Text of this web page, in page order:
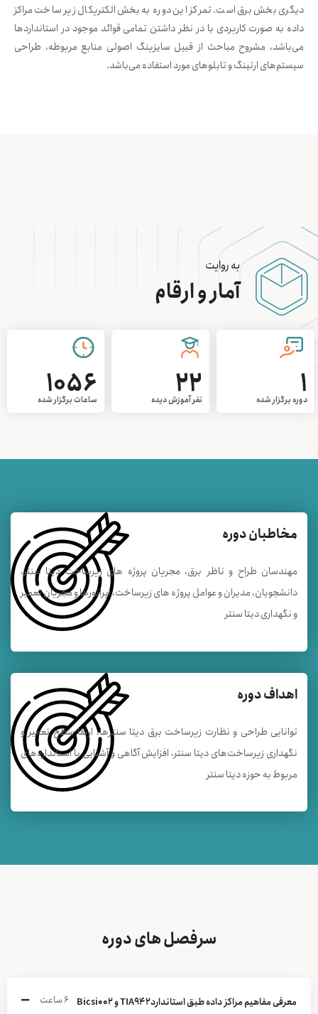
دیگری بخش برق است. تمرکز این دوره به بخش الکتریکال زیر ساخت مراکز
داده به صورت کاربردی با در نظر داشتن تمامی قوائد موجود در استانداردها
می‌باشد، مشروح مباحث از قبیل سایزینگ اصولی منابع مربوطه، طراحی
سیستم‌های ارتینگ و تابلوهای مورد استفاده می‌باشد.
به روایت
آمار و ارقام
1
دوره برگزار شده 22
نفر آموزش دیده 1056
ساعات برگزار شده
مخاطبان دوره
مهندسان طراح و ناظر برق، مجریان پروژه های زیرساخت دیتا سنتر،
دانشجویان، مدیران و عوامل پروژه های زیرساخت، اپراتورها و مجریان تعمیر
و نگهداری دیتا سنتر
اهداف دوره
توانایی طراحی و نظارت زیرساخت برق دیتا سنترها، ارتقا سطح تعمیر و
نگهداری زیرساخت‌های دیتا سنتر، افزایش آگاهی و آشنایی با استانداردهای
مربوط به حوزه دیتا سنتر
سرفصل های دوره
معرفی مفاهیم مراکز داده طبق استانداردTIA942 و Bicsi002 ۶ ساعت